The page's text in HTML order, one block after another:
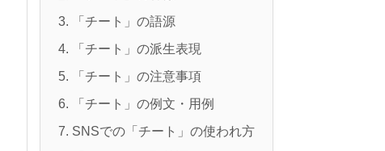
3. 「チート」の語源
4. 「チート」の派生表現
5. 「チート」の注意事項
6. 「チート」の例文・用例
7. SNSでの「チート」の使われ方